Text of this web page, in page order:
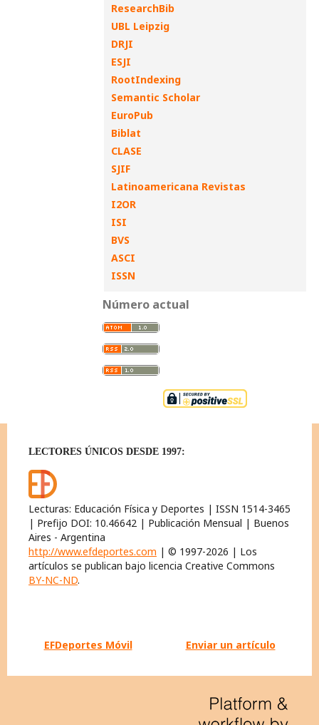
ResearchBib
UBL Leipzig
DRJI
ESJI
RootIndexing
Semantic Scholar
EuroPub
Biblat
CLASE
SJIF
Latinoamericana Revistas
I2OR
ISI
BVS
ASCI
ISSN
Número actual
LECTORES ÚNICOS DESDE 1997:
Lecturas: Educación Física y Deportes | ISSN 1514-3465
| Prefijo DOI: 10.46642 | Publicación Mensual | Buenos
Aires - Argentina
http://www.efdeportes.com | © 1997-2026 | Los
artículos se publican bajo licencia Creative Commons
BY-NC-ND.
EFDeportes Móvil Enviar un artículo